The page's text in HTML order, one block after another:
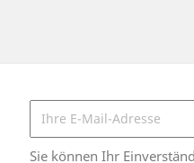
Sie können Ihr